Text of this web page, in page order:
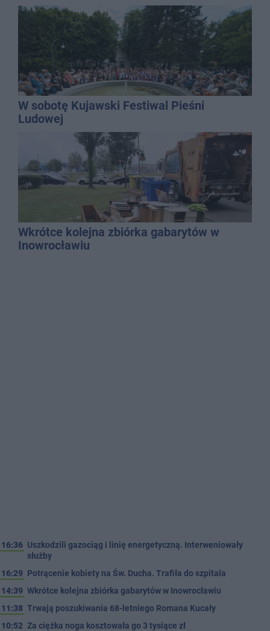
W sobotę Kujawski Festiwal Pieśni
Ludowej
Wkrótce kolejna zbiórka gabarytów w
Inowrocławiu
16:36 Uszkodzili gazociąg i linię energetyczną. Interweniowały
służby
16:29 Potrącenie kobiety na Św. Ducha. Trafiła do szpitala
14:39 Wkrótce kolejna zbiórka gabarytów w Inowrocławiu
11:38 Trwają poszukiwania 68-letniego Romana Kucały
10:52 Za ciężka noga kosztowała go 3 tysiące zł